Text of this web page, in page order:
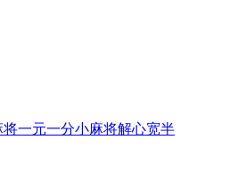
将一元一分小麻将解心宽半